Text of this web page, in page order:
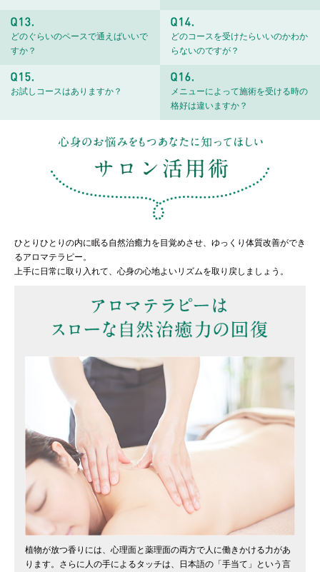
どのぐらいのペースで通えばいいで
すか？
どのコースを受けたらいいのかわか
らないのですが？
お試しコースはありますか？
メニューによって施術を受ける時の
格好は違いますか？
ひとりひとりの内に眠る自然治癒力を目覚めさせ、ゆっくり体質改善ができ
るアロマテラピー。
上手に日常に取り入れて、心身の心地よいリズムを取り戻しましょう。
植物が放つ香りには、心理面と薬理面の両方で人に働きかける力があ
ります。さらに人の手によるタッチは、日本語の「手当て」という言